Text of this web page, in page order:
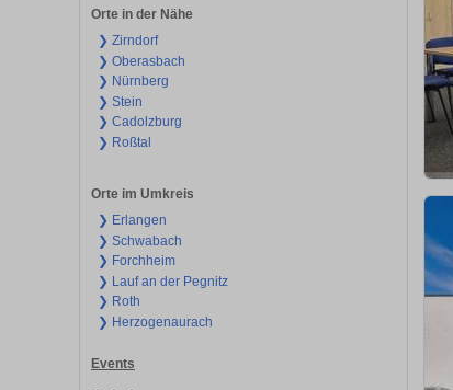
Orte in der Nähe
❯ Zirndorf
❯ Oberasbach
❯ Nürnberg
❯ Stein
❯ Cadolzburg
❯ Roßtal
Orte im Umkreis
❯ Erlangen
❯ Schwabach
❯ Forchheim
❯ Lauf an der Pegnitz
❯ Roth
❯ Herzogenaurach
Events